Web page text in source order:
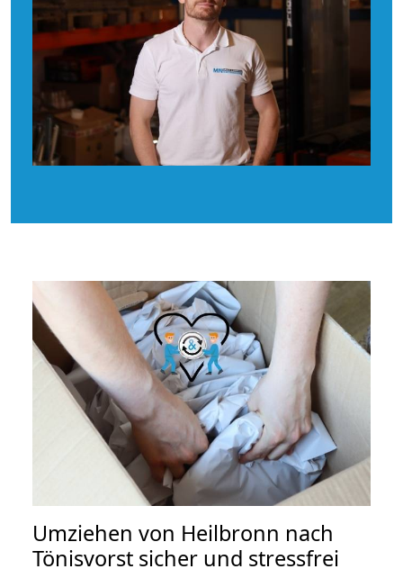
Umziehen von Heilbronn nach
Tönisvorst sicher und stressfrei